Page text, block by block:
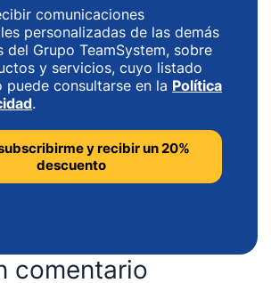
comunicaciones
personalizadas de las demás
del Grupo TeamSystem, sobre
y servicios, cuyo listado
puede consultarse en la Política
.
comentario